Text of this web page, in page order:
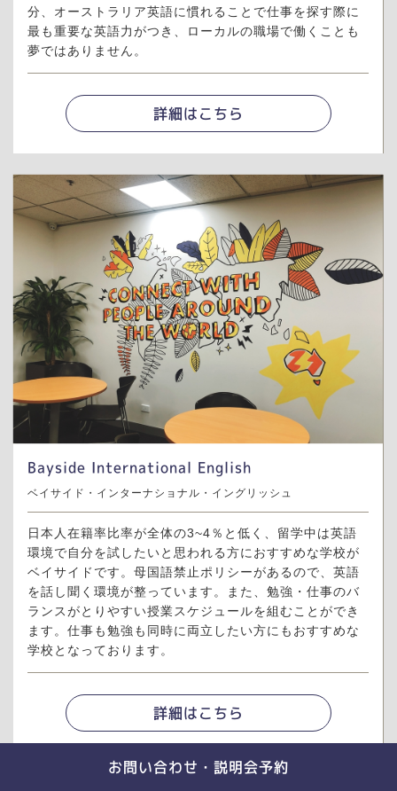
分、オーストラリア英語に慣れることで仕事を探す際に
最も重要な英語力がつき、ローカルの職場で働くことも
夢ではありません。
詳細はこちら
Bayside International English
ベイサイド・インターナショナル・イングリッシュ
日本人在籍率比率が全体の3~4％と低く、留学中は英語
環境で自分を試したいと思われる方におすすめな学校が
ベイサイドです。母国語禁止ポリシーがあるので、英語
を話し聞く環境が整っています。また、勉強・仕事のバ
ランスがとりやすい授業スケジュールを組むことができ
ます。仕事も勉強も同時に両立したい方にもおすすめな
学校となっております。
詳細はこちら
お問い合わせ・説明会予約